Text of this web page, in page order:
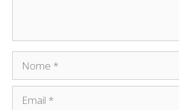
Nome
Email